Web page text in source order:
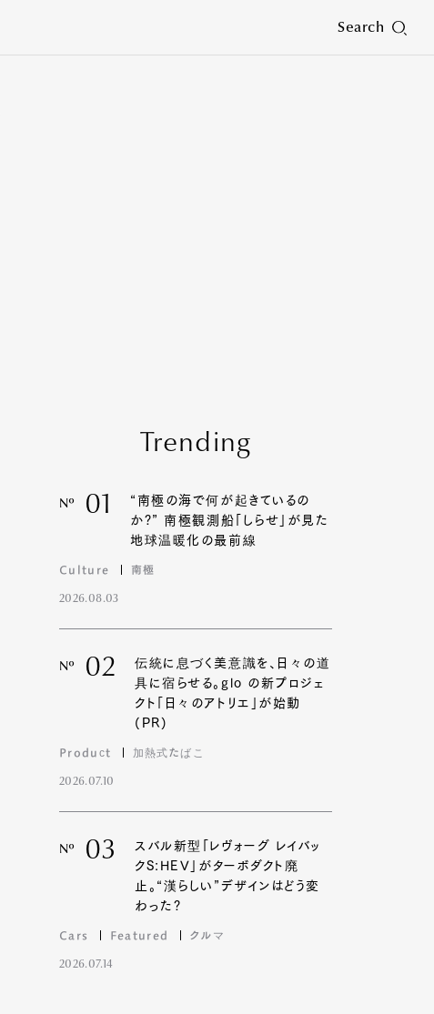
Search
Trending
Nº 01
“南極の海で何が起きているの
か?” 南極観測船「しらせ」が見た
地球温暖化の最前線
Culture 南極
2026.08.03
Nº 02
伝統に息づく美意識を、日々の道
具に宿らせる。glo の新プロジェ
クト「日々のアトリエ」が始動
(PR)
Product 加熱式たばこ
2026.07.10
Nº 03
スバル新型「レヴォーグ レイバッ
クS:HEV」がターボダクト廃
止。“漢らしい”デザインはどう変
わった?
Cars Featured クルマ
2026.07.14